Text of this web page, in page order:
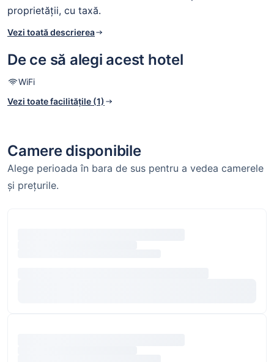
proprietății, cu taxă.
Vezi toată descrierea
De ce să alegi acest hotel
WiFi
Vezi toate facilitățile (1)
Camere disponibile
Alege perioada în bara de sus pentru a vedea camerele
și prețurile.